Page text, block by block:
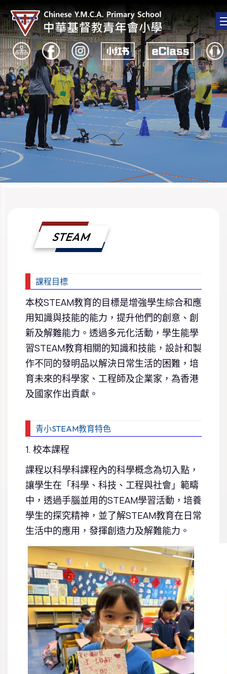
STEAM
課程目標
本校STEAM教育的目標是增強學生綜合和應
用知識與技能的能力，提升他們的創意、創
新及解難能力。透過多元化活動，學生能學
習STEAM教育相關的知識和技能，設計和製
作不同的發明品以解決日常生活的困難，培
育未來的科學家、工程師及企業家，為香港
及國家作出貢獻。
青小STEAM教育特色
1. 校本課程
課程以科學科課程內的科學概念為切入點，
讓學生在「科學、科技、工程與社會」範疇
中，透過手腦並用的STEAM學習活動，培養
學生的探究精神，並了解STEAM教育在日常
生活中的應用，發揮創造力及解難能力。